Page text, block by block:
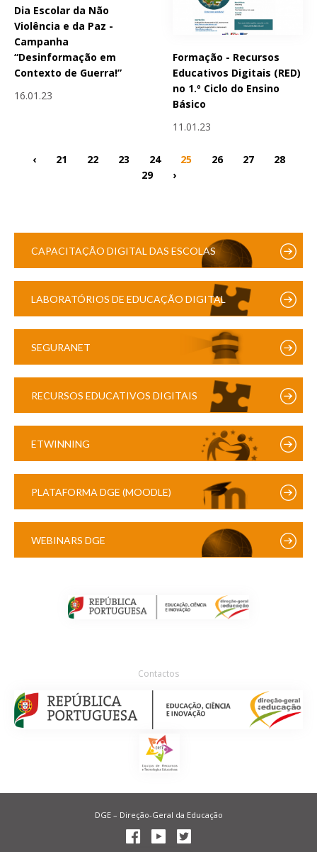
Dia Escolar da Não
Violência e da Paz -
Campanha
“Desinformação em
Contexto de Guerra!”
16.01.23
Formação - Recursos
Educativos Digitais (RED)
no 1.º Ciclo do Ensino
Básico
11.01.23
‹ 21 22 23 24 25 26 27
28
29
›
CAPACITAÇÃO DIGITAL DAS ESCOLAS
LABORATÓRIOS DE EDUCAÇÃO DIGITAL
SEGURANET
RECURSOS EDUCATIVOS DIGITAIS
ETWINNING
PLATAFORMA DGE (MOODLE)
WEBINARS DGE
Contactos
DGE – Direção-Geral da Educação